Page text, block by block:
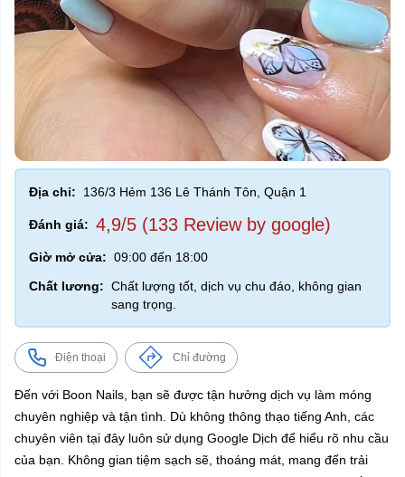
Địa chỉ: 136/3 Hẻm 136 Lê Thánh Tôn, Quận 1
Đánh giá: 4,9/5 (133 Review by google)
Giờ mở cửa: 09:00 đến 18:00
Chất lương: Chất lượng tốt, dịch vụ chu đáo, không gian
sang trọng.
Điện thoại Chỉ đường
Đến với Boon Nails, bạn sẽ được tận hưởng dịch vụ làm móng
chuyên nghiệp và tận tình. Dù không thông thạo tiếng Anh, các
chuyên viên tại đây luôn sử dụng Google Dịch để hiểu rõ nhu cầu
của bạn. Không gian tiệm sạch sẽ, thoáng mát, mang đến trải